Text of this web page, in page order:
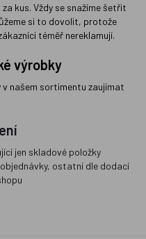
kus. Vždy se snažíme šetřit
si to dovolit, protože
téměř nereklamují.
výrobky
našem sortimentu zaujímat
jen skladové položky
objednávky, ostatní dle dodací